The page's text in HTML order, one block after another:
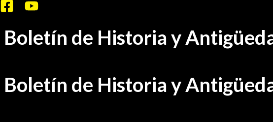
Ir
contenido
Boletín de Historia y
Boletín de Historia y